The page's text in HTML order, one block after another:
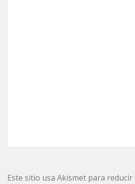
Este sitio usa Akismet para reducir